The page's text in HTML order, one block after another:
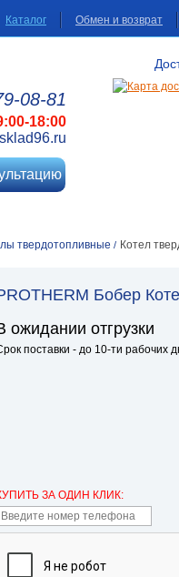
Каталог Обмен и возврат
-08-81
18:00
твердотопливные / Котел
Бобер
ожидании отгрузки
поставки - до 10-ти рабочих
ЗА ОДИН КЛИК: